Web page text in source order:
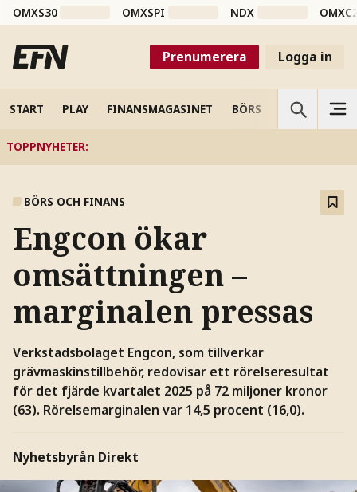
OMXS30 OMXSPI NDX
Prenumerera Logga in
START PLAY FINANSMAGASINET BÖRS VETENSKAP
TOPPNYHETER:
BÖRS OCH FINANS
Engcon ökar
omsättningen –
marginalen pressas
Verkstadsbolaget Engcon, som tillverkar
grävmaskinstillbehör, redovisar ett rörelseresultat
för det fjärde kvartalet 2025 på 72 miljoner kronor
(63). Rörelsemarginalen var 14,5 procent (16,0).
Nyhetsbyrån Direkt